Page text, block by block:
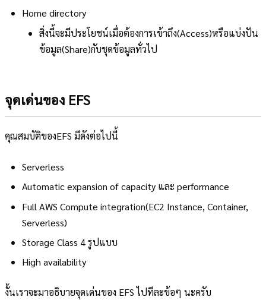
Home directory
สิ่งนี้จะมีประโยชน์เมื่อต้องการเข้าถึง(Access)หรือแบ่งปัน
ข้อมูล(Share)กับชุดข้อมูลทั่วไป
จุดเด่นของ EFS
คุณสมบัติของEFS มีดังต่อไปนี้
Serverless
Automatic expansion of capacity และ performance
Full AWS Compute integration(EC2 Instance, Container,
Serverless)
Storage Class 4 รูปแบบ
High availability
งั้นเราจะมาอธิบายจุดเด่นของ EFS ไปทีละข้อๆ นะครับ